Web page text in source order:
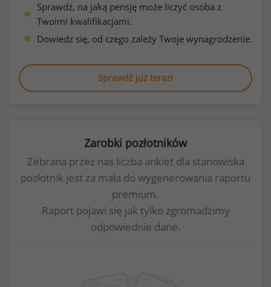
Sprawdź, na jaką pensję może liczyć osoba z
Twoimi kwalifikacjami.
Dowiedz się, od czego zależy Twoje wynagrodzenie.
Sprawdź już teraz!
Zarobki pozłotników
Zebrana przez nas liczba ankiet dla stanowiska
pozłotnik jest za mała do wygenerowania raportu
premium.
Raport pojawi się jak tylko zgromadzimy
odpowiednie dane.